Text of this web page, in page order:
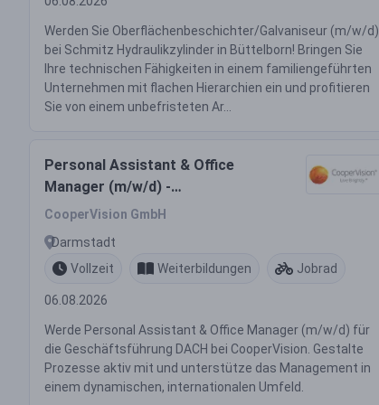
Werden Sie Oberflächenbeschichter/Galvaniseur (m/w/d)
bei Schmitz Hydraulikzylinder in Büttelborn! Bringen Sie
Ihre technischen Fähigkeiten in einem familiengeführten
Unternehmen mit flachen Hierarchien ein und profitieren
Sie von einem unbefristeten Ar...
Personal Assistant & Office
Manager (m/w/d) -
Geschäftsführung DACH
CooperVision GmbH
Darmstadt
Vollzeit
Weiterbildungen Jobrad
06.08.2026
Werde Personal Assistant & Office Manager (m/w/d) für
die Geschäftsführung DACH bei CooperVision. Gestalte
Prozesse aktiv mit und unterstütze das Management in
einem dynamischen, internationalen Umfeld.